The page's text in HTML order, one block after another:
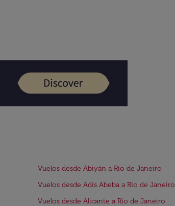
Vuelos desde Abiyán a Río de Janeiro
Vuelos desde Adís Abeba a Río de Janeiro
Vuelos desde Alicante a Río de Janeiro